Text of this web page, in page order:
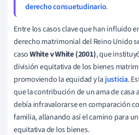
derecho consuetudinario.
Entre los casos clave que han influido
derecho matrimonial del Reino Unido
casoWhite v White (2001), que
división equitativa de los bienes
promoviendo la equidad y la justicia.
que la contribución de un ama de casa
debía infravalorarse en comparación
familia, allanando así el camino para
equitativa de los bienes.